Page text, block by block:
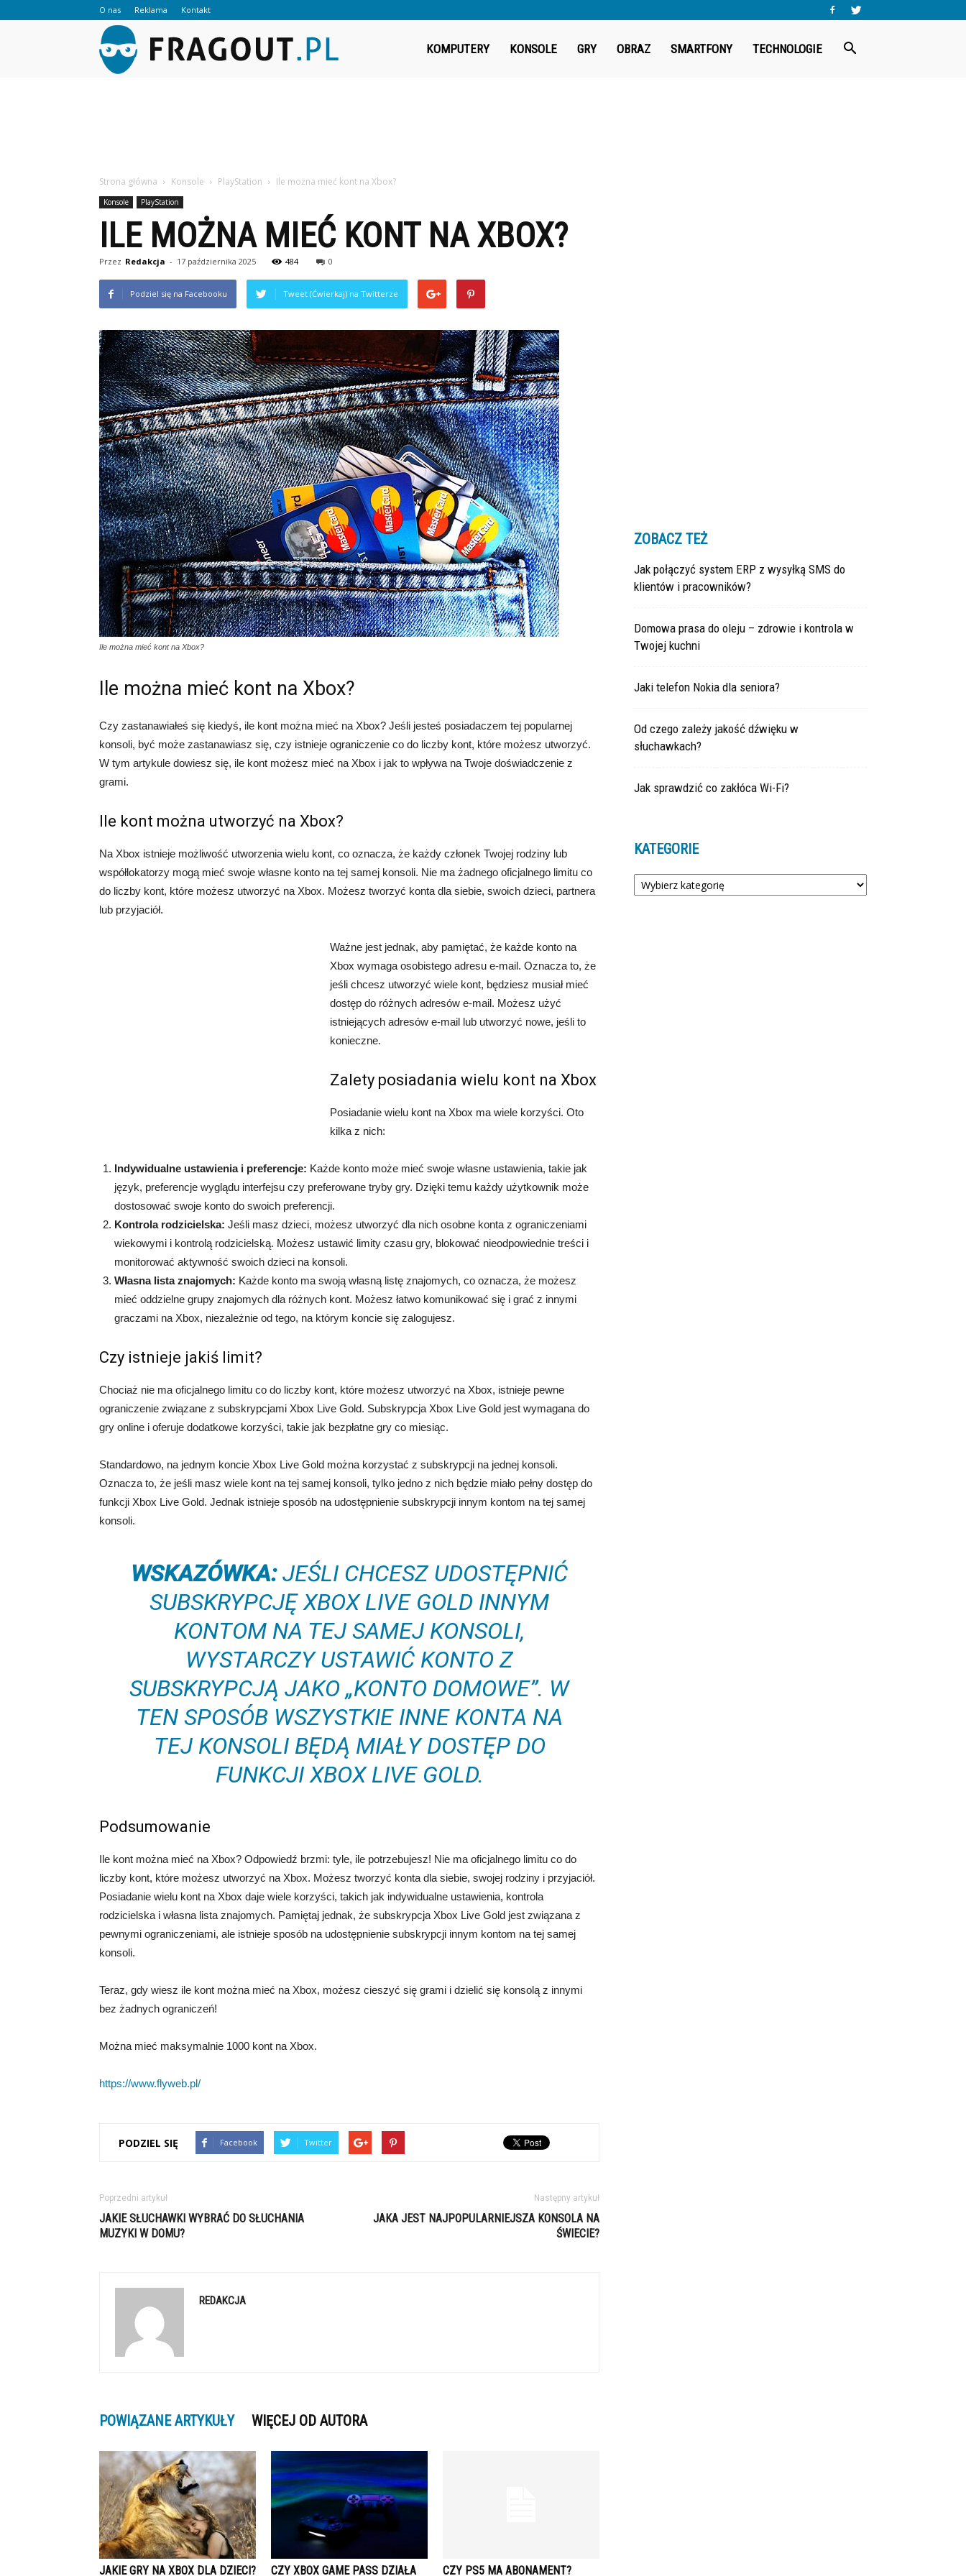
O nas Reklama Kontakt
KOMPUTERY KONSOLE GRY OBRAZ SMARTFONY TECHNOLOGIE
Strona główna Konsole PlayStation Ile można mieć kont na Xbox?
Konsole PlayStation
ILE MOŻNA MIEĆ KONT NA XBOX?
Przez Redakcja - 17 października 2025 484 0
Podziel się na Facebooku Tweet (Ćwierkaj) na Twitterze
Ile można mieć kont na Xbox?
Ile można mieć kont na Xbox?
Czy zastanawiałeś się kiedyś, ile kont można mieć na Xbox? Jeśli jesteś posiadaczem tej popularnej
konsoli, być może zastanawiasz się, czy istnieje ograniczenie co do liczby kont, które możesz utworzyć.
W tym artykule dowiesz się, ile kont możesz mieć na Xbox i jak to wpływa na Twoje doświadczenie z
grami.
Ile kont można utworzyć na Xbox?
Na Xbox istnieje możliwość utworzenia wielu kont, co oznacza, że ​​każdy członek Twojej rodziny lub
współlokatorzy mogą mieć swoje własne konto na tej samej konsoli. Nie ma żadnego oficjalnego limitu co
do liczby kont, które możesz utworzyć na Xbox. Możesz tworzyć konta dla siebie, swoich dzieci, partnera
lub przyjaciół.
Ważne jest jednak, aby pamiętać, że każde konto na
Xbox wymaga osobistego adresu e-mail. Oznacza to, że
jeśli chcesz utworzyć wiele kont, będziesz musiał mieć
dostęp do różnych adresów e-mail. Możesz użyć
istniejących adresów e-mail lub utworzyć nowe, jeśli to
konieczne.
Zalety posiadania wielu kont na Xbox
Posiadanie wielu kont na Xbox ma wiele korzyści. Oto
kilka z nich:
Indywidualne ustawienia i preferencje: Każde konto może mieć swoje własne ustawienia, takie jak
język, preferencje wyglądu interfejsu czy preferowane tryby gry. Dzięki temu każdy użytkownik może
dostosować swoje konto do swoich preferencji.
Kontrola rodzicielska: Jeśli masz dzieci, możesz utworzyć dla nich osobne konta z ograniczeniami
wiekowymi i kontrolą rodzicielską. Możesz ustawić limity czasu gry, blokować nieodpowiednie treści i
monitorować aktywność swoich dzieci na konsoli.
Własna lista znajomych: Każde konto ma swoją własną listę znajomych, co oznacza, że ​​możesz
mieć oddzielne grupy znajomych dla różnych kont. Możesz łatwo komunikować się i grać z innymi
graczami na Xbox, niezależnie od tego, na którym koncie się zalogujesz.
Czy istnieje jakiś limit?
Chociaż nie ma oficjalnego limitu co do liczby kont, które możesz utworzyć na Xbox, istnieje pewne
ograniczenie związane z subskrypcjami Xbox Live Gold. Subskrypcja Xbox Live Gold jest wymagana do
gry online i oferuje dodatkowe korzyści, takie jak bezpłatne gry co miesiąc.
Standardowo, na jednym koncie Xbox Live Gold można korzystać z subskrypcji na jednej konsoli.
Oznacza to, że jeśli masz wiele kont na tej samej konsoli, tylko jedno z nich będzie miało pełny dostęp do
funkcji Xbox Live Gold. Jednak istnieje sposób na udostępnienie subskrypcji innym kontom na tej samej
konsoli.
WSKAZÓWKA:JEŚLI CHCESZ UDOSTĘPNIĆ
SUBSKRYPCJĘ XBOX LIVE GOLD INNYM
KONTOM NA TEJ SAMEJ KONSOLI,
WYSTARCZY USTAWIĆ KONTO Z
SUBSKRYPCJĄ JAKO „KONTO DOMOWE”. W
TEN SPOSÓB WSZYSTKIE INNE KONTA NA
TEJ KONSOLI BĘDĄ MIAŁY DOSTĘP DO
FUNKCJI XBOX LIVE GOLD.
Podsumowanie
Ile kont można mieć na Xbox? Odpowiedź brzmi: tyle, ile potrzebujesz! Nie ma oficjalnego limitu co do
liczby kont, które możesz utworzyć na Xbox. Możesz tworzyć konta dla siebie, swojej rodziny i przyjaciół.
Posiadanie wielu kont na Xbox daje wiele korzyści, takich jak indywidualne ustawienia, kontrola
rodzicielska i własna lista znajomych. Pamiętaj jednak, że subskrypcja Xbox Live Gold jest związana z
pewnymi ograniczeniami, ale istnieje sposób na udostępnienie subskrypcji innym kontom na tej samej
konsoli.
Teraz, gdy wiesz ile kont można mieć na Xbox, możesz cieszyć się grami i dzielić się konsolą z innymi
bez żadnych ograniczeń!
Można mieć maksymalnie 1000 kont na Xbox.
https://www.flyweb.pl/
PODZIEL SIĘ Facebook Twitter
Poprzedni artykuł
JAKIE SŁUCHAWKI WYBRAĆ DO SŁUCHANIA
MUZYKI W DOMU?
Następny artykuł
JAKA JEST NAJPOPULARNIEJSZA KONSOLA NA
ŚWIECIE?
REDAKCJA
POWIĄZANE ARTYKUŁY WIĘCEJ OD AUTORA
JAKIE GRY NA XBOX DLA DZIECI? CZY XBOX GAME PASS DZIAŁA CZY PS5 MA ABONAMENT?
ZOBACZ TEŻ
Jak połączyć system ERP z wysyłką SMS do
klientów i pracowników?
Domowa prasa do oleju – zdrowie i kontrola w
Twojej kuchni
Jaki telefon Nokia dla seniora?
Od czego zależy jakość dźwięku w
słuchawkach?
Jak sprawdzić co zakłóca Wi-Fi?
KATEGORIE
Kategorie